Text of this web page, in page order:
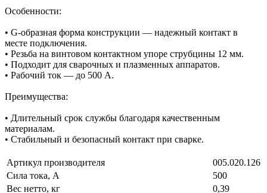
Особенности:
• G-образная форма конструкции — надежный контакт в
месте подключения.
• Резьба на винтовом контактном упоре струбцины 12 мм.
• Подходит для сварочных и плазменных аппаратов.
• Рабочий ток — до 500 А.
Преимущества:
• Длительный срок службы благодаря качественным
материалам.
• Стабильный и безопасный контакт при сварке.
Артикул производителя
005.020.126
Сила тока, А
500
Вес нетто, кг
0,39